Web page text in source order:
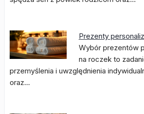
Prezenty
Wybór prezentów
na roczek to
przemyślenia i uwzględnienia
oraz…